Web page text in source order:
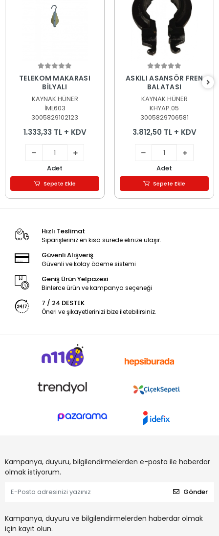
TELEKOM MAKARASI
BİLYALI
KAYNAK HÜNER
İML603
3005829102123
1.333,33 TL + KDV
Adet
Sepete Ekle
Sepete Ekle
ASKILI ASANSÖR FREN
BALATASI
KAYNAK HÜNER
KHYAP.05
3005829706581
3.812,50 TL + KDV
Adet
Sepete Ekle
Hızlı Teslimat
Siparişleriniz en kısa sürede elinize ulaşır.
Güvenli Alışveriş
Güvenli ve kolay ödeme sistemi
Geniş Ürün Yelpazesi
Binlerce ürün ve kampanya seçeneği
7 / 24 DESTEK
Öneri ve şikayetlerinizi bize iletebilirsiniz.
Kampanya, duyuru, bilgilendirmelerden e-posta ile haberdar
olmak istiyorum.
Gönder
Kampanya, duyuru ve bilgilendirmelerden haberdar olmak
için kayıt olun.